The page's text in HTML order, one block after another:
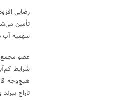
رضایی
تأمین
سهمیه آب
عضو مجمع
شرایط
هیچ‌وجه
تاراج